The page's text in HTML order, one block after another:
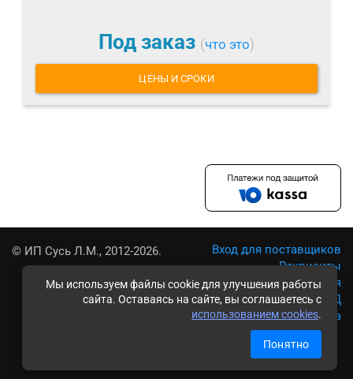
Мы используем файлы cookie для улучшения работы
сайта. Оставаясь на сайте, вы соглашаетесь с
использованием cookies.
Понятно
Под заказ (что это)
ЦЕНЫ И СРОКИ
© ИП Сусь Л.М., 2012-2026.
Вход для поставщиков
Реквизиты
Условия использования
Политика обработки ПД
Карта сайта